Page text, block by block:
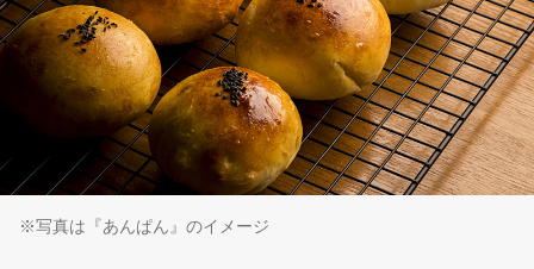
※写真は『あんぱん』のイメージ